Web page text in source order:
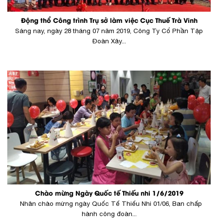
Động thổ Công trình Trụ sở làm việc Cục Thuế Trà Vinh
Sáng nay, ngày 28 tháng 07 năm 2019, Công Ty Cổ Phần Tập
Đoàn Xây...
Chào mừng Ngày Quốc tế Thiếu nhi 1/6/2019
Nhân chào mừng ngày Quốc Tế Thiếu Nhi 01/06, Ban chấp
hành công đoàn...